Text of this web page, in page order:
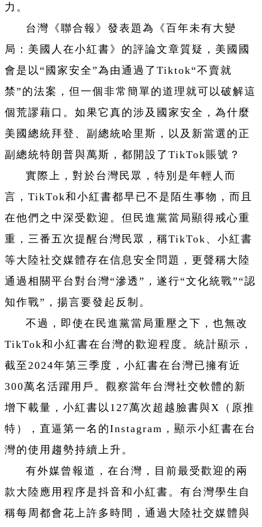
力。
台灣《聯合報》發表題為《百年未有大變
局：美國人在小紅書》的評論文章質疑，美國國
會是以“國家安全”為由通過了Tiktok“不賣就
禁”的法案，但一個非常簡單的道理就可以破解這
個荒謬藉口。如果它真的涉及國家安全，為什麼
美國總統拜登、副總統哈里斯，以及新當選的正
副總統特朗普與萬斯，都開設了TikTok賬號？
實際上，對於台灣民眾，特別是年輕人而
言，TikTok和小紅書都早已不是陌生事物，而且
在他們之中深受歡迎。但民進黨當局顯得戒心重
重，三番五次提醒台灣民眾，稱TikTok、小紅書
等大陸社交媒體存在信息安全問題，更聲稱大陸
通過相關平台對台灣“滲透”，遂行“文化統戰”“認
知作戰”，揚言要發起反制。
不過，即使在民進黨當局重壓之下，也無改
TikTok和小紅書在台灣的歡迎程度。統計顯示，
截至2024年第三季度，小紅書在台灣已擁有近
300萬名活躍用戶。觀察當年台灣社交軟體的新
增下載量，小紅書以127萬次超越臉書與X（原推
特），直逼第一名的Instagram，顯示小紅書在台
灣的使用趨勢持續上升。
有外媒曾報道，在台灣，目前最受歡迎的兩
款大陸應用程序是抖音和小紅書。有台灣學生自
稱每周都會花上許多時間，通過大陸社交媒體與